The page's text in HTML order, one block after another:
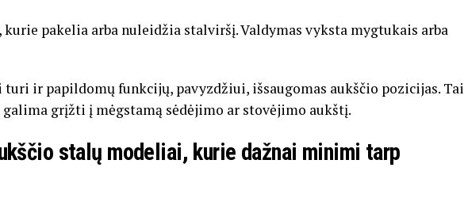
kurie pakelia arba nuleidžia stalviršį.Valdymas vyksta mygtukais arba
turi ir papildomųfunkcijų, pavyzdžiui, išsaugomas aukščio pozicijas. Tai
galima grįžti į mėgstamą sėdėjimo ar stovėjimo aukštį.
stalų modeliai, kurie dažnai minimi tarp